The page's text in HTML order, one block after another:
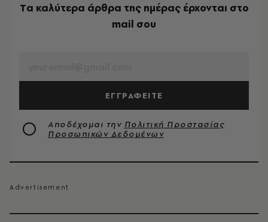
Tα καλύτερα άρθρα της ημέρας έρχονται στο
mail σου
ΕΓΓΡΑΦΕΙΤΕ
Αποδέχομαι την Πολιτική Προστασίας
Προσωπικών Δεδομένων